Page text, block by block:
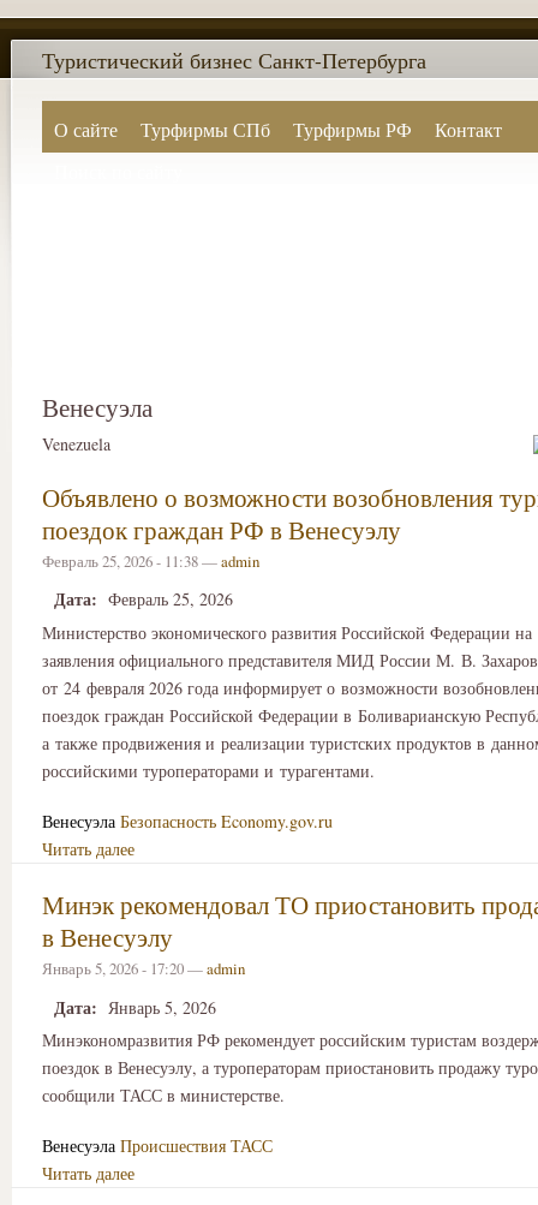
О сайте Турфирмы СПб Турфирмы РФ
Контакт
Туристический бизнес Санкт-Петербурга
Венесуэла
Venezuela
Объявлено о возможности возобновления
поездок граждан РФ в Венесуэлу
Февраль 25, 2026 - 11:38 —admin
Дата: Февраль 25, 2026
Министерство экономического развития Российской Федерации
заявления официального представителя МИД России М. В.
от 24 февраля 2026 года информирует о возможности
поездок граждан Российской Федерации в Боливарианскую
а также продвижения и реализации туристских продуктов в
российскими туроператорами и турагентами.
Венесуэла Безопасность Economy.gov.ru
Читать далее
Минэк рекомендовал ТО приостановить
в Венесуэлу
Январь 5, 2026 - 17:20 —admin
Дата: Январь 5, 2026
Минэкономразвития РФ рекомендует российским туристам
поездок в Венесуэлу, а туроператорам приостановить продажу
сообщили ТАСС в министерстве.
Венесуэла Происшествия ТАСС
Читать далее